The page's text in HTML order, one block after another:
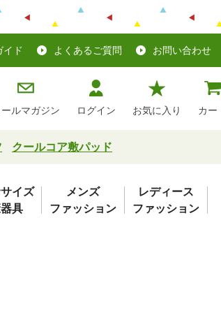
イド よくあるご質問 お問い合わせ
ールマガジン ログイン お気に入り カー
クールコア敷パッド
イズ
具
メンズ
ファッション
レディース
ファッション